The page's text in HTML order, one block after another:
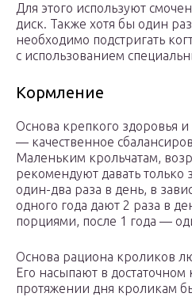
Для этого используют
диск. Также хотя бы один
необходимо подстригать
с использованием
Кормление
Основа крепкого здоровья
— качественное
Маленьким крольчатам,
рекомендуют давать
один-два раза в день, в
одного года дают 2 раза в
порциями, после 1 года —
Основа рациона кроликов
Его насыпают в достаточном
протяжении дня кроликам